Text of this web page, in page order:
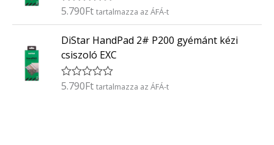
s
:
/
5
É
é
e
l
é
s
5.790Ft tartalmazza az ÁFÁ-t
DiStar HandPad 2# P200 gyémánt kézi
csiszoló EXC
É
5.790Ft tartalmazza az ÁFÁ-t